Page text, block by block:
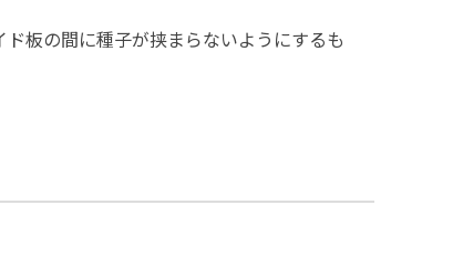
板の間に種子が挟まらないようにするも